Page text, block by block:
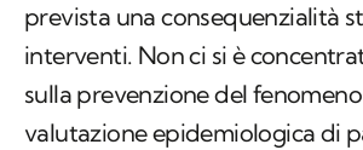
prevista una consequenzialità
interventi. Non ci si è
sulla prevenzione del
valutazione epidemiologica di